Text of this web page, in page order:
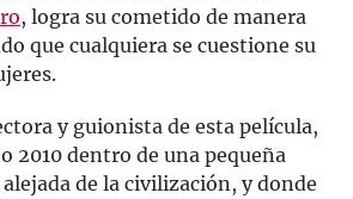
, logra su cometido de manera
que cualquiera se cuestione su
y guionista de esta película,
2010 dentro de una pequeña
de la civilización, y donde